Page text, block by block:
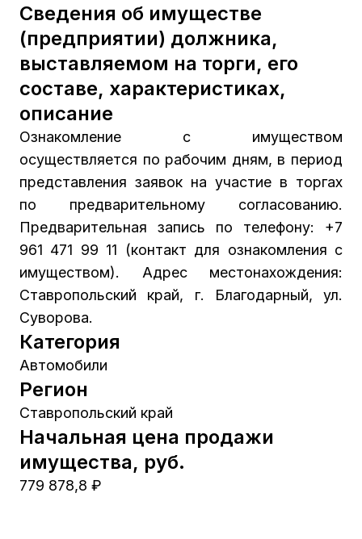
Сведения об имуществе
(предприятии) должника,
выставляемом на торги, его
составе, характеристиках,
описание
Ознакомление с имуществом
осуществляется по рабочим дням, в период
представления заявок на участие в торгах
по предварительному согласованию.
Предварительная запись по телефону: +7
961 471 99 11 (контакт для ознакомления с
имуществом). Адрес местонахождения:
Ставропольский край, г. Благодарный, ул.
Суворова.
Категория
Автомобили
Регион
Ставропольский край
Начальная цена продажи
имущества, руб.
779 878,8 ₽